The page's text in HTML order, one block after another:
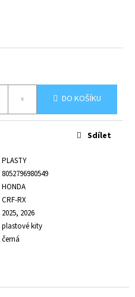
DO KOŠÍKU
PLASTY
8052796980549
HONDA
CRF-RX
2025, 2026
plastové kity
černá
Sdílet